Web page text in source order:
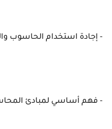
- إجادة استخدام الحاسوب
- فهم أساسي لمبادئ